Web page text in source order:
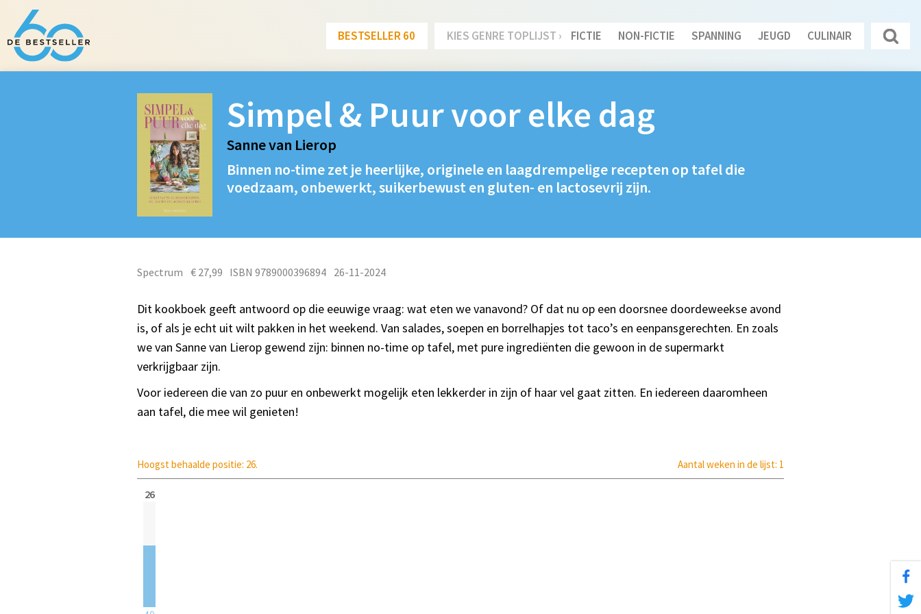
BESTSELLER 60 KIES GENRE TOPLIJST › FICTIE NON-FICTIE SPANNING JEUGD CULINAIR
Simpel & Puur voor elke dag
Sanne van Lierop
Binnen no-time zet je heerlijke, originele en laagdrempelige recepten op tafel die
voedzaam, onbewerkt, suikerbewust en gluten- en lactosevrij zijn.
Spectrum € 27,99 ISBN 9789000396894 26-11-2024
Dit kookboek geeft antwoord op die eeuwige vraag: wat eten we vanavond? Of dat nu op een doorsnee doordeweekse avond
is, of als je echt uit wilt pakken in het weekend. Van salades, soepen en borrelhapjes tot taco’s en eenpansgerechten. En zoals
we van Sanne van Lierop gewend zijn: binnen no-time op tafel, met pure ingrediënten die gewoon in de supermarkt
verkrijgbaar zijn.
Voor iedereen die van zo puur en onbewerkt mogelijk eten lekkerder in zijn of haar vel gaat zitten. En iedereen daaromheen
aan tafel, die mee wil genieten!
Hoogst behaalde positie: 26. Aantal weken in de lijst: 1
26